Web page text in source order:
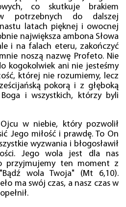
co skutkuje brakiem
potrzebnych do dalszej
latach pięknej i owocnej
największa ambona Słowa
i na falach eteru, zakończyć
noszą nazwę Profeto. Nie
kogokolwiek ani nie jesteśmy
której nie rozumiemy, lecz
pokorą i z głęboką
i wszystkich, którzy byli
w niebie, który pozwolił
Jego miłość i prawdę. To On
wyzwania i błogosławił
Jego wola jest dla nas
przyjmujemy ten moment z
wola Twoja" (Mt 6,10).
ma swój czas, a nasz czas w